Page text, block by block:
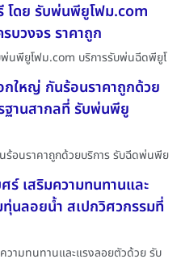
โดย รับพ่นพียูโฟม.com
บวงจร ราคาถูก
นพียูโฟม.com บริการรับพ่นฉีดพียูโ
ใหญ่ กันร้อนราคาถูกด้วย
านสากลที่ รับพ่นพียู
อนราคาถูกด้วยบริการ รับฉีดพ่นพีย
เสริมความทนทานและ
นลอยน้ำ สเปกวิศวกรรมที่
วามทนทานและแรงลอยตัวด้วย รับ